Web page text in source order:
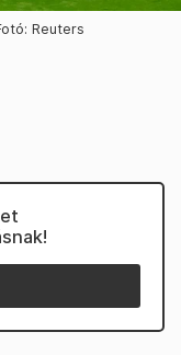
Reuters